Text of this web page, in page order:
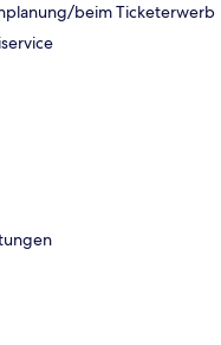
beim Ticketerwerb